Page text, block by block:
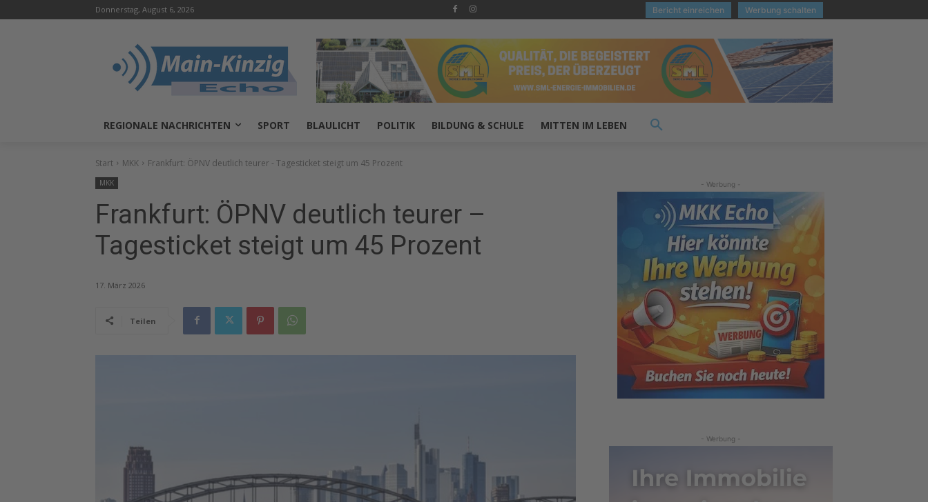
Donnerstag, August 6, 2026 Bericht einreichen Werbung schalten
REGIONALE NACHRICHTEN SPORT BLAULICHT POLITIK BILDUNG & SCHULE MITTEN IM LEBEN
Start MKK Frankfurt: ÖPNV deutlich teurer - Tagesticket steigt um 45 Prozent
MKK
Frankfurt: ÖPNV deutlich teurer –
Tagesticket steigt um 45 Prozent
17. März 2026
Teilen
- Werbung -
- Werbung -